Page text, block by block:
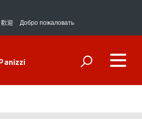
歡迎 Добро пожаловать